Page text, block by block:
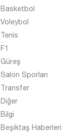
Basketbol
Voleybol
Tenis
F1
Güreş
Salon Sporları
Transfer
Diğer
Bilgi
Beşiktaş Haberleri